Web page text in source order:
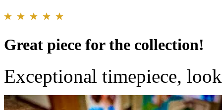
Great piece for the collection!
Exceptional timepiece,